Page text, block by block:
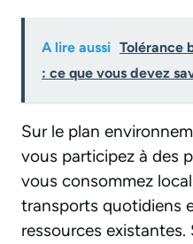
A lire aussi Tolérance
: ce que vous devez
Sur le plan
vous participez à des
vous consommez
transports quotidiens
ressources existantes.